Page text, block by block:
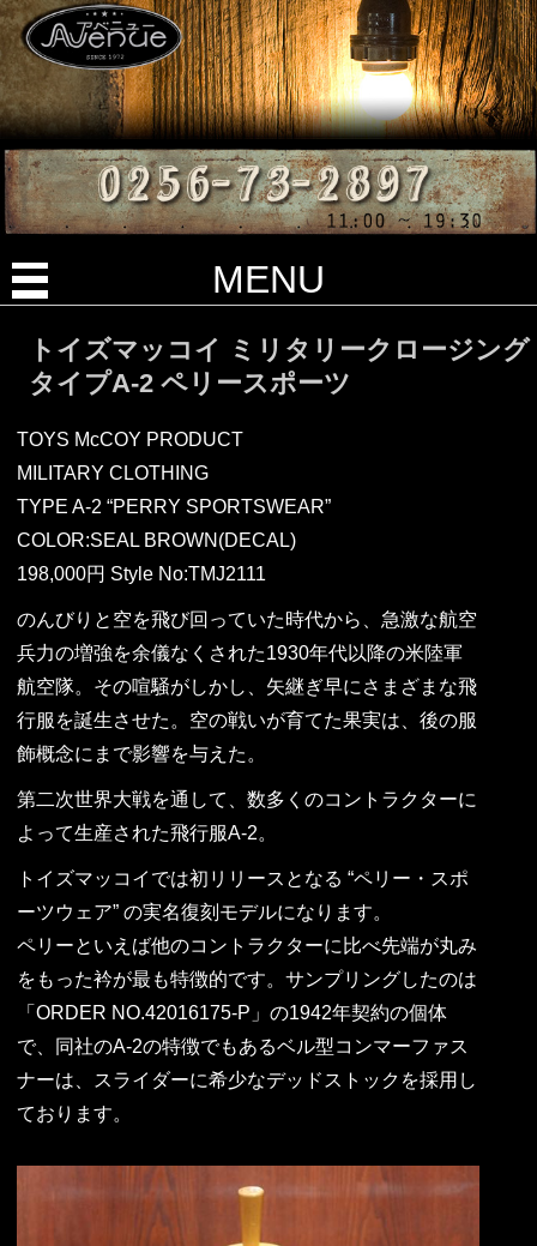
MENU
トイズマッコイ ミリタリークロージング
タイプA-2 ペリースポーツ
TOYS McCOY PRODUCT
MILITARY CLOTHING
TYPE A-2 “PERRY SPORTSWEAR”
COLOR:SEAL BROWN(DECAL)
198,000円 Style No:TMJ2111
のんびりと空を飛び回っていた時代から、急激な航空
兵力の増強を余儀なくされた1930年代以降の米陸軍
航空隊。その喧騒がしかし、矢継ぎ早にさまざまな飛
行服を誕生させた。空の戦いが育てた果実は、後の服
飾概念にまで影響を与えた。
第二次世界大戦を通して、数多くのコントラクターに
よって生産された飛行服A-2。
トイズマッコイでは初リリースとなる “ペリー・スポ
ーツウェア” の実名復刻モデルになります。
ペリーといえば他のコントラクターに比べ先端が丸み
をもった衿が最も特徴的です。サンプリングしたのは
「ORDER NO.42016175-P」の1942年契約の個体
で、同社のA-2の特徴でもあるベル型コンマーファス
ナーは、スライダーに希少なデッドストックを採用し
ております。